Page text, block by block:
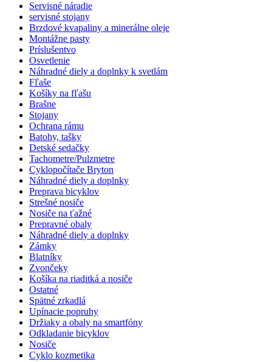
Servisné náradie
servisné stojany
Brzdové kvapaliny a minerálne oleje
Montážne pasty
Príslušentvo
Osvetlenie
Náhradné diely a doplnky k svetlám
Fľaše
Košíky na fľašu
Brašne
Stojany
Ochrana rámu
Batohy, tašky
Detské sedačky
Tachometre/Pulzmetre
Cyklopočítače Bryton
Náhradné diely a doplnky
Preprava bicyklov
Strešné nosiče
Nosiče na ťažné
Prepravné obaly
Náhradné diely a doplnky
Zámky
Blatníky
Zvončeky
Košíka na riaditká a nosiče
Ostatné
Spätné zrkadlá
Upínacie popruhy
Držiaky a obaly na smartfóny
Odkladanie bicyklov
Nosiče
Cyklo kozmetika